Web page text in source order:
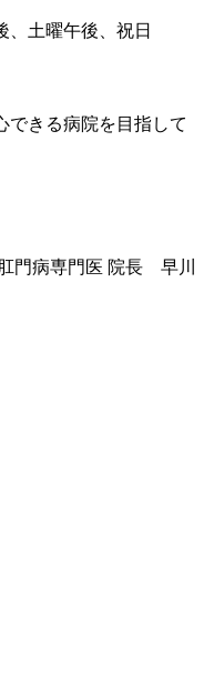
、土曜午後、祝日
できる病院を目指して
門病専門医 院長 早川